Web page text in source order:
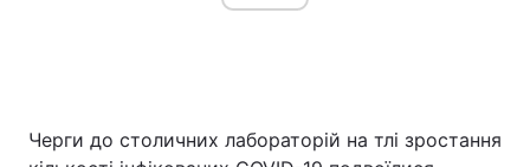
Головна Війна
Черги до столичних лабораторій на тлі зростання